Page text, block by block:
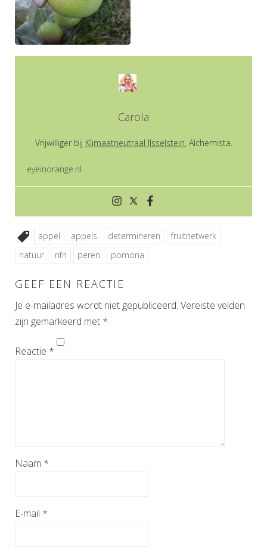
Carola
Vrijwilliger bij Klimaatneutraal IJsselstein.Alchemista.
eyeinorange.nl
appel appels determineren
fruitnetwerk
natuur
nfn peren pomona
GEEF EEN REACTIE
Je e-mailadres wordt niet gepubliceerd. Vereiste velden
zijn gemarkeerd met *
Reactie *
Naam *
E-mail *